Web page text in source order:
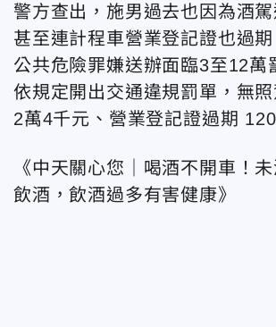
警方查出，施男過去也因為酒駕
甚至連計程車營業登記證也過
公共危險罪嫌送辦面臨3至12萬
依規定開出交通違規罰單，無
2萬4千元、營業登記證過期
《中天關心您｜喝酒不開車！
飲酒，飲酒過多有害健康》